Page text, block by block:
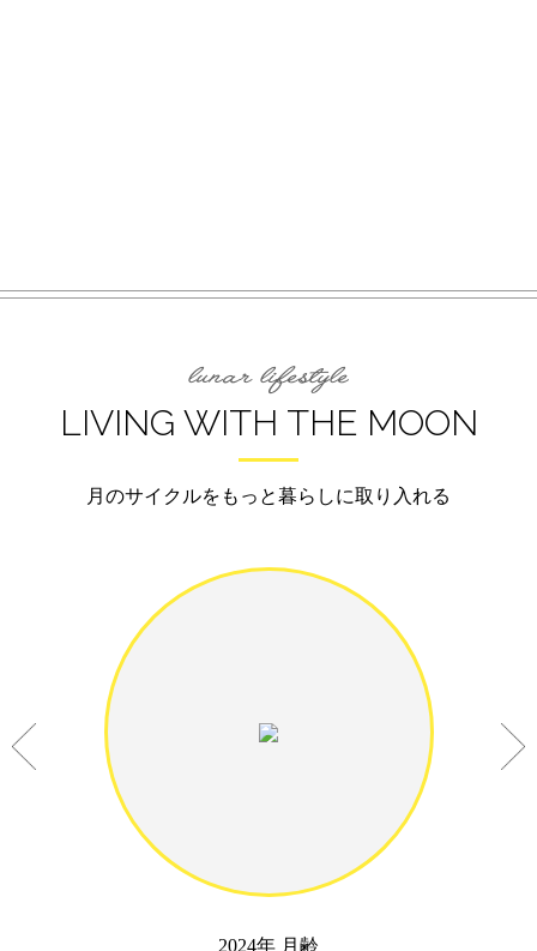
LIVING WITH THE MOON
月のサイクルをもっと暮らしに取り入れる
2024年 月齢